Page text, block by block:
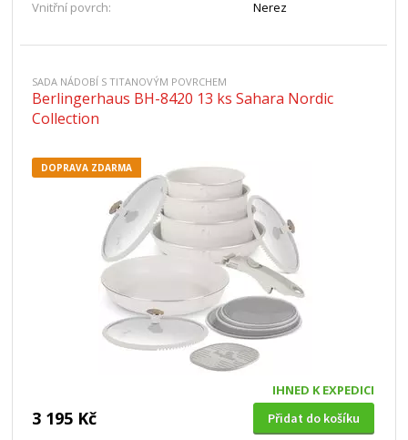
Vnitřní povrch:
Nerez
SADA NÁDOBÍ S TITANOVÝM POVRCHEM
Berlingerhaus BH-8420 13 ks Sahara Nordic
Collection
DOPRAVA ZDARMA
IHNED K EXPEDICI
3 195 Kč Přidat do košíku